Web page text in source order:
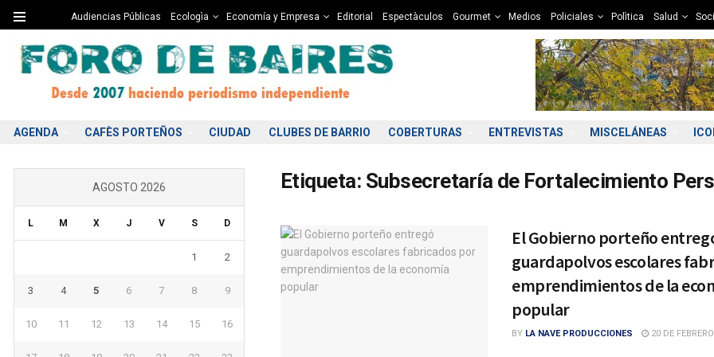
Audiencias Públicas Ecologìa Economía y Empresa Editorial Espectàculos Gourmet Medios Policiales Polìtica Salud
AGENDA CAFÈS PORTEÑOS CIUDAD CLUBES DE BARRIO COBERTURAS ENTREVISTAS MISCELÁNEAS
Etiqueta: Subsecretaría de Fortalecimiento
El Gobierno porteño
guardapolvos escolares
emprendimientos de la
popular
BY LA NAVE PRODUCCIONES 20 DE
AGOSTO 2026
L M X J V S D
1 2
3 4 5 6 7 8 9
10 11 12 13 14 15 16